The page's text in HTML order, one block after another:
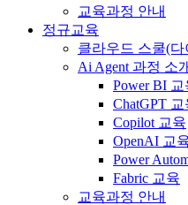
교육과정 안내
정규교육
클라우드 스쿨(
Ai Agent 과정 소
Power BI 교
ChatGPT 교
Copilot 교육
OpenAI 교
Power
Fabric 교육
교육과정 안내